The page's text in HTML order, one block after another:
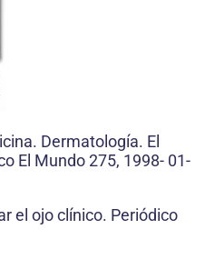
Dermatología. El
El Mundo 275, 1998- 01-
el ojo clínico. Periódico